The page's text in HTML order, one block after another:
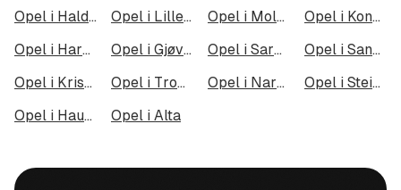
Opel i Halden
Opel i Lillehammer Opel i Molde
Opel i Kongsberg
Opel i Harstad
Opel i Gjøvik Opel i Sarpsborg
Opel i Sandefjord
Opel i Kristiansund
Opel i Tromsdalen Opel i Narvik
Opel i Steinkjer
Opel i Haugesund
Opel i Alta